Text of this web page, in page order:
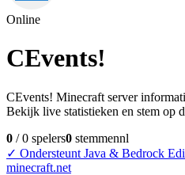
Online
CEvents!
CEvents! Minecraft server
Bekijk live statistieken en stem op
0 /0 spelers0 stemmennl
✓ Ondersteunt Java & Bedrock
minecraft.net